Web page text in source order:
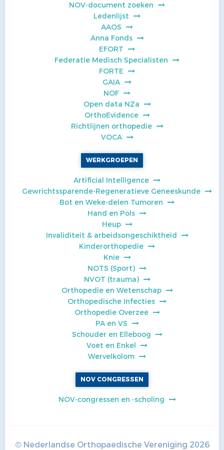
NOV-document zoeken
Ledenlijst
AAOS
Anna Fonds
EFORT
Federatie Medisch Specialisten
FORTE
GAIA
NOF
Open data NZa
OrthoEvidence
Richtlijnen orthopedie
VOCA
WERKGROEPEN
Artificial Intelligence
Gewrichtssparende-Regeneratieve Geneeskunde
Bot en Weke-delen Tumoren
Hand en Pols
Heup
Invaliditeit & arbeidsongeschiktheid
Kinderorthopedie
Knie
NOTS (Sport)
NVOT (trauma)
Orthopedie en Wetenschap
Orthopedische Infecties
Orthopedie Overzee
PA en VS
Schouder en Elleboog
Voet en Enkel
Wervelkolom
NOV CONGRESSEN
NOV-congressen en -scholing
© Nederlandse Orthopaedische Vereniging 2026